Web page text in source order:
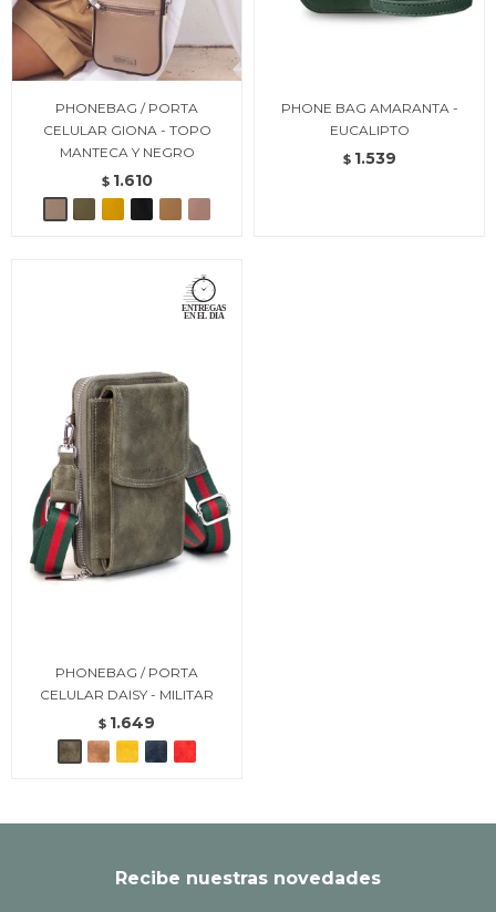
PHONEBAG / PORTA
CELULAR GIONA - TOPO
MANTECA Y NEGRO
$ 1.610
PHONE BAG AMARANTA -
EUCALIPTO
$ 1.539
PHONEBAG / PORTA
CELULAR DAISY - MILITAR
$ 1.649
Recibe nuestras novedades